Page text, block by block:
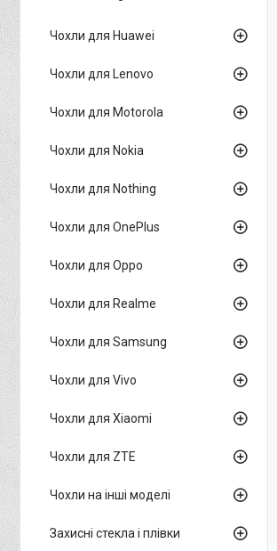
Чохли для Huawei
Чохли для Lenovo
Чохли для Motorola
Чохли для Nokia
Чохли для Nothing
Чохли для OnePlus
Чохли для Oppo
Чохли для Realme
Чохли для Samsung
Чохли для Vivo
Чохли для Xiaomi
Чохли для ZTE
Чохли на інші моделі
Захисні стекла і плівки